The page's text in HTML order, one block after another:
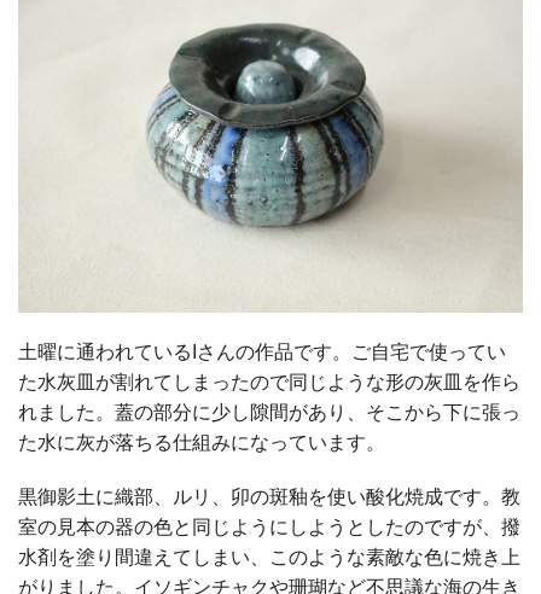
土曜に通われているIさんの作品です。ご自宅で使ってい
た水灰皿が割れてしまったので同じような形の灰皿を作ら
れました。蓋の部分に少し隙間があり、そこから下に張っ
た水に灰が落ちる仕組みになっています。
黒御影土に織部、ルリ、卯の斑釉を使い酸化焼成です。教
室の見本の器の色と同じようにしようとしたのですが、撥
水剤を塗り間違えてしまい、このような素敵な色に焼き上
がりました。イソギンチャクや珊瑚など不思議な海の生き